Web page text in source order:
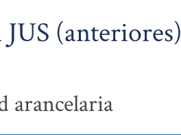
(anteriores)
arancelaria